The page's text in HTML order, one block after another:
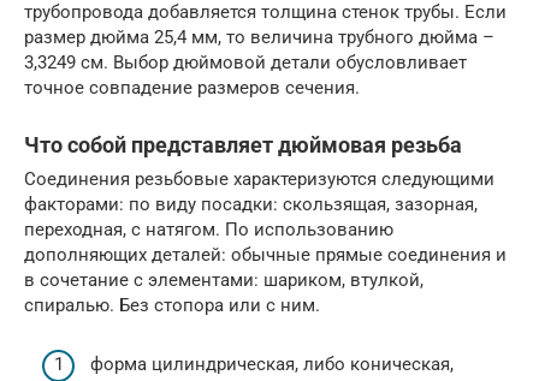
трубопровода добавляется толщина стенок трубы. Если
размер дюйма 25,4 мм, то величина трубного дюйма –
3,3249 см. Выбор дюймовой детали обусловливает
точное совпадение размеров сечения.
Что собой представляет дюймовая резьба
Соединения резьбовые характеризуются следующими
факторами: по виду посадки: скользящая, зазорная,
переходная, с натягом. По использованию
дополняющих деталей: обычные прямые соединения и
в сочетание с элементами: шариком, втулкой,
спиралью. Без стопора или с ним.
форма цилиндрическая, либо коническая,